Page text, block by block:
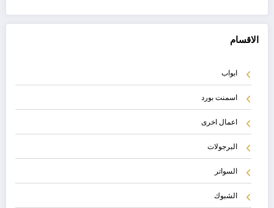
الاقسام
ابواب
اسمنت بورد
اعمال اخرى
البرجولات
السواتر
الشبوك